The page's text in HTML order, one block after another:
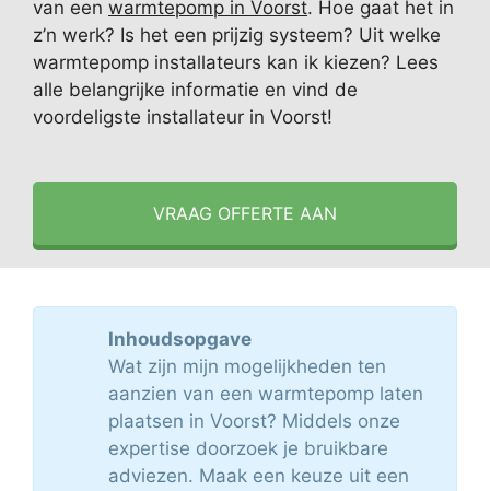
van een warmtepomp in Voorst. Hoe gaat het in
z’n werk? Is het een prijzig systeem? Uit welke
warmtepomp installateurs kan ik kiezen? Lees
alle belangrijke informatie en vind de
voordeligste installateur in Voorst!
VRAAG OFFERTE AAN
Inhoudsopgave
Wat zijn mijn mogelijkheden ten
aanzien van een warmtepomp laten
plaatsen in Voorst? Middels onze
expertise doorzoek je bruikbare
adviezen. Maak een keuze uit een